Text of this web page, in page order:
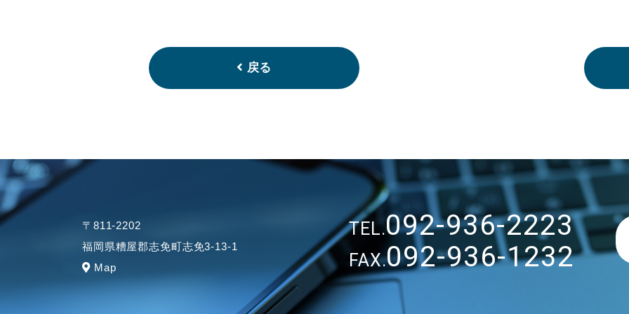
戻る
〒811-2202
福岡県糟屋郡志免町志免3-13-1
Map
TEL.092-936-2223
FAX.092-936-1232